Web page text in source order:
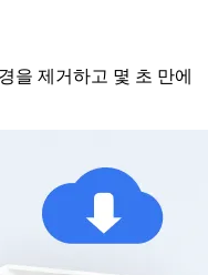
을 제거하고 몇 초 만에